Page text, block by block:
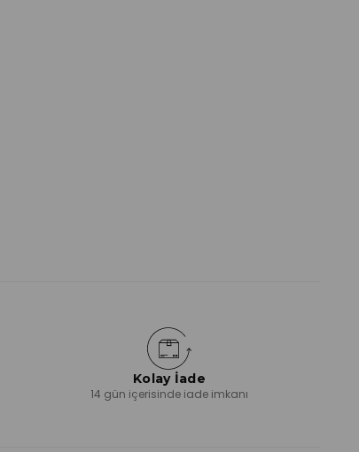
Kolay İade
14 gün içerisinde iade imkanı